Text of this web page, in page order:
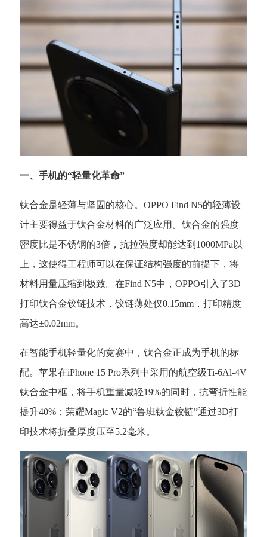
一、手机的“轻量化革命”
钛合金是轻薄与坚固的核心。OPPO Find N5的轻薄设
计主要得益于钛合金材料的广泛应用。钛合金的强度
密度比是不锈钢的3倍，抗拉强度却能达到1000MPa以
上，这使得工程师可以在保证结构强度的前提下，将
材料用量压缩到极致。在Find N5中，OPPO引入了3D
打印钛合金铰链技术，铰链薄处仅0.15mm，打印精度
高达±0.02mm。
在智能手机轻量化的竞赛中，钛合金正成为手机的标
配。苹果在iPhone 15 Pro系列中采用的航空级Ti-6Al-4V
钛合金中框，将手机重量减轻19%的同时，抗弯折性能
提升40%；荣耀Magic V2的“鲁班钛金铰链”通过3D打
印技术将折叠厚度压至5.2毫米。